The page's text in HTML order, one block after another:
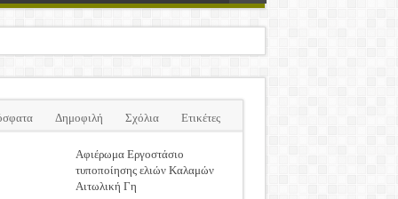
Δημοφιλή Σχόλια Ετικέτες
Αφιέρωμα Εργοστάσιο
τυποποίησης ελιών Καλαμών
Αιτωλική Γη